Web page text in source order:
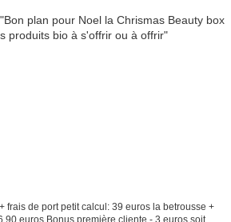
frais de port petit calcul: 39 euros la betrousse +
euros Bonus première cliente - 3 euros soit